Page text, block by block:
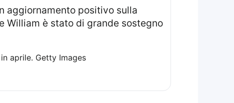
William è stato di grande sostegno
aprile. Getty Images